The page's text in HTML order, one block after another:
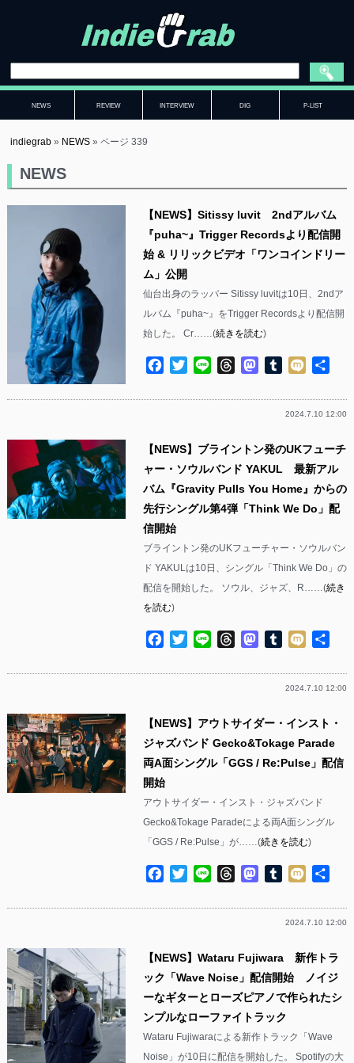
NEWS REVIEW INTERVIEW DIG P-LIST
indiegrab » NEWS »ページ 339
NEWS
【NEWS】Sitissy luvit 2ndアルバム
『puha~』Trigger Recordsより配信開
始 & リリックビデオ「ワンコインドリー
ム」公開
仙台出身のラッパー Sitissy luvitは10日、2ndア
ルバム『puha~』をTrigger Recordsより配信開
始した。 Cr……(続きを読む)
Facebook
TwitterLine ThreadsMastodon
Tumblr
Mixi
2024.7.10 12:00
【NEWS】ブライントン発のUKフューチ
ャー・ソウルバンド YAKUL 最新アル
バム『Gravity Pulls You Home』からの
先行シングル第4弾「Think We Do」配
信開始
ブライントン発のUKフューチャー・ソウルバン
ド YAKULは10日、シングル「Think We Do」の
配信を開始した。 ソウル、ジャズ、R……(続き
を読む)
Facebook
TwitterLine ThreadsMastodon
Tumblr
Mixi
2024.7.10 12:00
【NEWS】アウトサイダー・インスト・
ジャズバンド Gecko&Tokage Parade
両A面シングル「GGS / Re:Pulse」配信
開始
アウトサイダー・インスト・ジャズバンド
Gecko&Tokage Paradeによる両A面シングル
「GGS / Re:Pulse」が……(続きを読む)
Facebook
TwitterLine ThreadsMastodon
Tumblr
Mixi
2024.7.10 12:00
【NEWS】Wataru Fujiwara 新作トラ
ック「Wave Noise」配信開始 ノイジ
ーなギターとローズピアノで作られたシ
ンプルなローファイトラック
Wataru Fujiwaraによる新作トラック「Wave
Noise」が10日に配信を開始した。 Spotifyの大